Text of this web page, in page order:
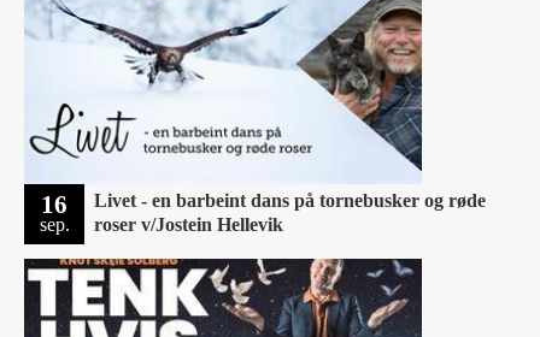
16
sep.
Livet - en barbeint dans på tornebusker og røde
roser v/Jostein Hellevik